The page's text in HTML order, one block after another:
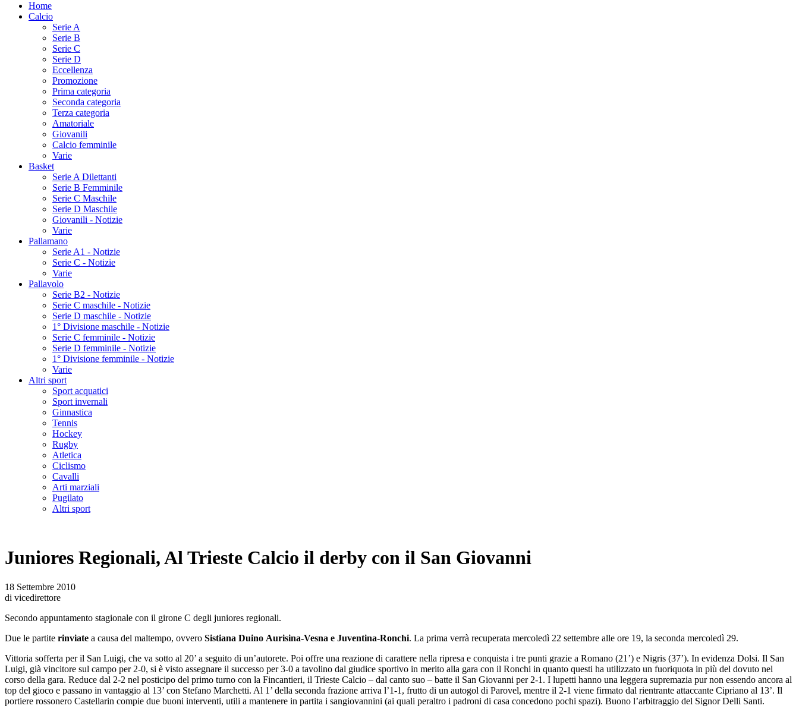
Home
Calcio
Serie A
Serie B
Serie C
Serie D
Eccellenza
Promozione
Prima categoria
Seconda categoria
Terza categoria
Amatoriale
Giovanili
Calcio femminile
Varie
Basket
Serie A Dilettanti
Serie B Femminile
Serie C Maschile
Serie D Maschile
Giovanili - Notizie
Varie
Pallamano
Serie A1 - Notizie
Serie C - Notizie
Varie
Pallavolo
Serie B2 - Notizie
Serie C maschile - Notizie
Serie D maschile - Notizie
1° Divisione maschile - Notizie
Serie C femminile - Notizie
Serie D femminile - Notizie
1° Divisione femminile - Notizie
Varie
Altri sport
Sport acquatici
Sport invernali
Ginnastica
Tennis
Hockey
Rugby
Atletica
Ciclismo
Cavalli
Arti marziali
Pugilato
Altri sport
Juniores Regionali, Al Trieste Calcio il derby con il San Giovanni
18 Settembre 2010
di vicedirettore
Secondo appuntamento stagionale con il girone C degli juniores regionali.
Due le partite rinviate a causa del maltempo, ovvero Sistiana Duino Aurisina-Vesna e Juventina-Ronchi. La prima verrà recuperata mercoledì 22 settembre alle ore 19, la seconda mercoledì 29.
Vittoria sofferta per il San Luigi, che va sotto al 20’ a seguito di un’autorete. Poi offre una reazione di carattere nella ripresa e conquista i tre punti grazie a Romano (21’) e Nigris (37’). In evidenza Dolsi. Il San
Luigi, già vincitore sul campo per 2-0, si è visto assegnare il successo per 3-0 a tavolino dal giudice sportivo in merito alla gara con il Ronchi in quanto questi ha utilizzato un fuoriquota in più del dovuto nel
corso della gara. Reduce dal 2-2 nel posticipo del primo turno con la Fincantieri, il Trieste Calcio – dal canto suo – batte il San Giovanni per 2-1. I lupetti hanno una leggera supremazia pur non essendo ancora al
top del gioco e passano in vantaggio al 13’ con Stefano Marchetti. Al 1’ della seconda frazione arriva l’1-1, frutto di un autogol di Parovel, mentre il 2-1 viene firmato dal rientrante attaccante Cipriano al 13’. Il
portiere rossonero Castellarin compie due buoni interventi, utili a mantenere in partita i sangiovannini (ai quali peraltro i padroni di casa concedono pochi spazi). Buono l’arbitraggio del Signor Delli Santi.